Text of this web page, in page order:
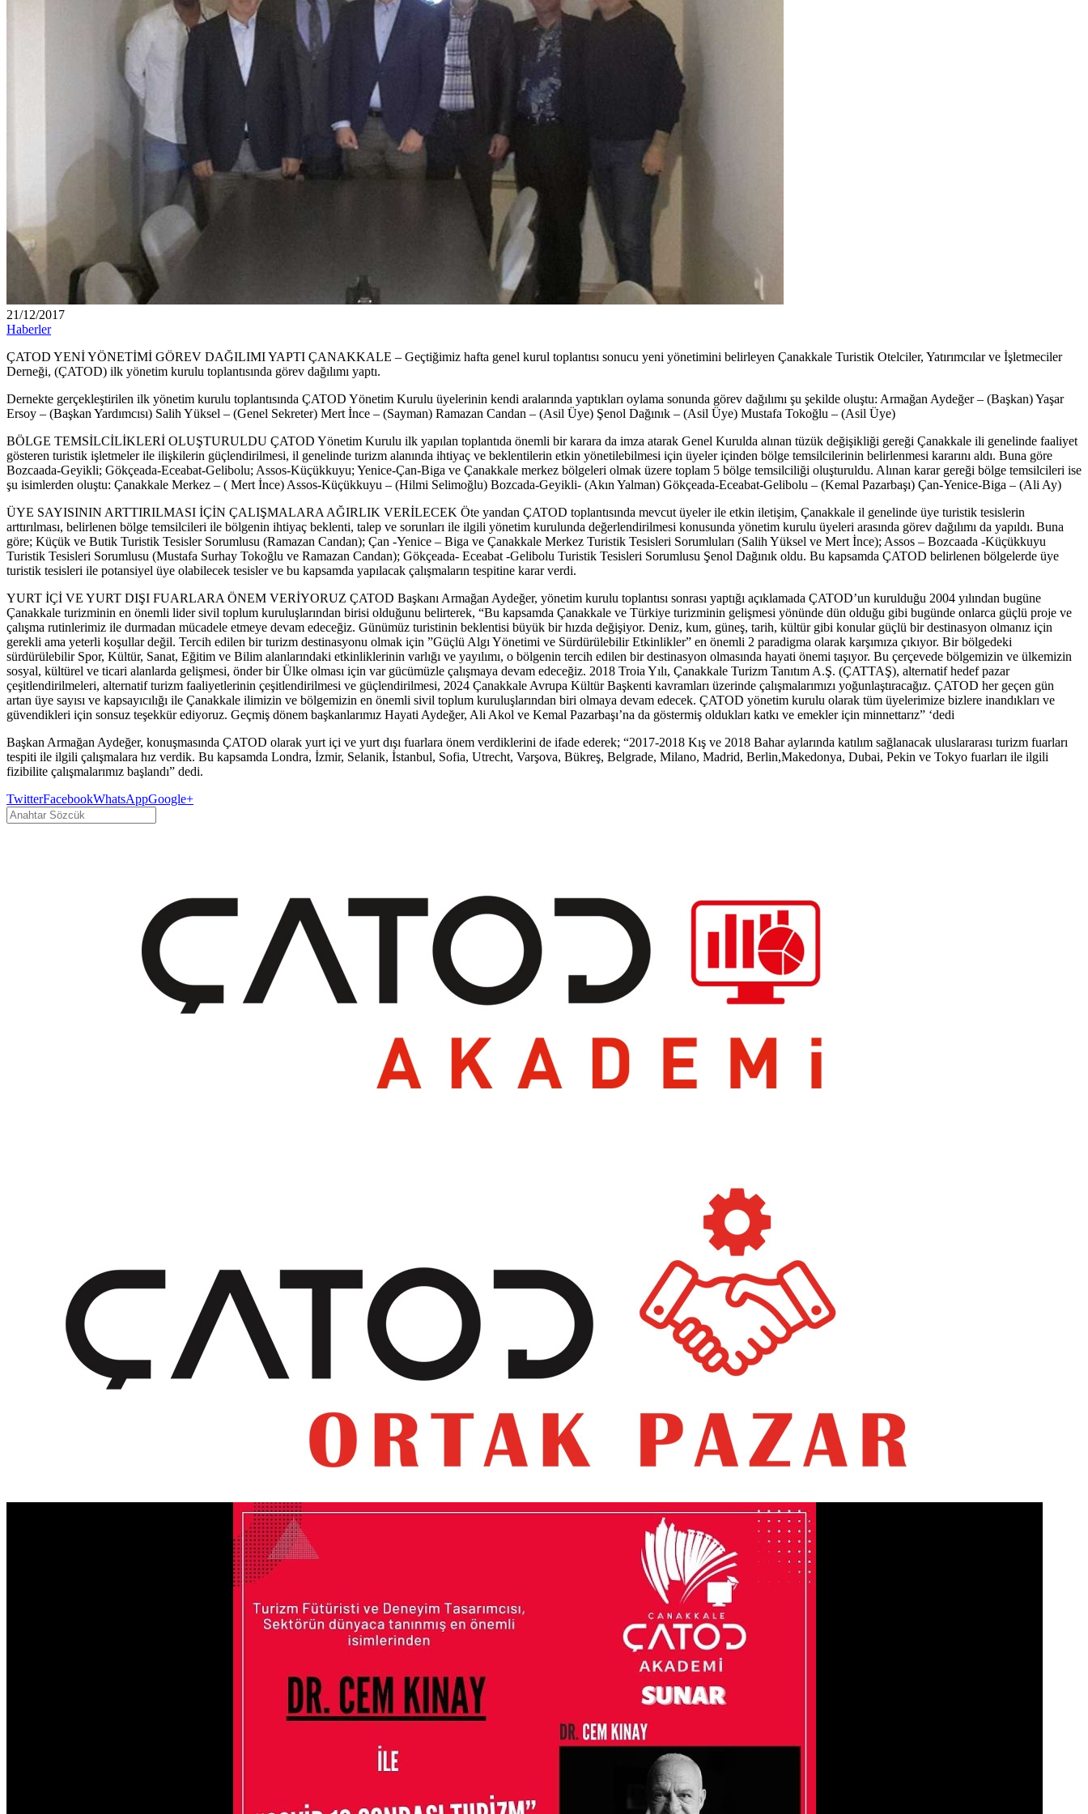
21/12/2017
Haberler
ÇATOD YENİ YÖNETİMİ GÖREV DAĞILIMI YAPTI ÇANAKKALE – Geçtiğimiz hafta genel kurul toplantısı sonucu yeni yönetimini belirleyen Çanakkale Turistik Otelciler, Yatırımcılar ve İşletmeciler
Derneği, (ÇATOD) ilk yönetim kurulu toplantısında görev dağılımı yaptı.
Dernekte gerçekleştirilen ilk yönetim kurulu toplantısında ÇATOD Yönetim Kurulu üyelerinin kendi aralarında yaptıkları oylama sonunda görev dağılımı şu şekilde oluştu: Armağan Aydeğer – (Başkan) Yaşar
Ersoy – (Başkan Yardımcısı) Salih Yüksel – (Genel Sekreter) Mert İnce – (Sayman) Ramazan Candan – (Asil Üye) Şenol Dağınık – (Asil Üye) Mustafa Tokoğlu – (Asil Üye)
BÖLGE TEMSİLCİLİKLERİ OLUŞTURULDU ÇATOD Yönetim Kurulu ilk yapılan toplantıda önemli bir karara da imza atarak Genel Kurulda alınan tüzük değişikliği gereği Çanakkale ili genelinde faaliyet
gösteren turistik işletmeler ile ilişkilerin güçlendirilmesi, il genelinde turizm alanında ihtiyaç ve beklentilerin etkin yönetilebilmesi için üyeler içinden bölge temsilcilerinin belirlenmesi kararını aldı. Buna göre
Bozcaada-Geyikli; Gökçeada-Eceabat-Gelibolu; Assos-Küçükkuyu; Yenice-Çan-Biga ve Çanakkale merkez bölgeleri olmak üzere toplam 5 bölge temsilciliği oluşturuldu. Alınan karar gereği bölge temsilcileri ise
şu isimlerden oluştu: Çanakkale Merkez – ( Mert İnce) Assos-Küçükkuyu – (Hilmi Selimoğlu) Bozcada-Geyikli- (Akın Yalman) Gökçeada-Eceabat-Gelibolu – (Kemal Pazarbaşı) Çan-Yenice-Biga – (Ali Ay)
ÜYE SAYISININ ARTTIRILMASI İÇİN ÇALIŞMALARA AĞIRLIK VERİLECEK Öte yandan ÇATOD toplantısında mevcut üyeler ile etkin iletişim, Çanakkale il genelinde üye turistik tesislerin
arttırılması, belirlenen bölge temsilcileri ile bölgenin ihtiyaç beklenti, talep ve sorunları ile ilgili yönetim kurulunda değerlendirilmesi konusunda yönetim kurulu üyeleri arasında görev dağılımı da yapıldı. Buna
göre; Küçük ve Butik Turistik Tesisler Sorumlusu (Ramazan Candan); Çan -Yenice – Biga ve Çanakkale Merkez Turistik Tesisleri Sorumluları (Salih Yüksel ve Mert İnce); Assos – Bozcaada -Küçükkuyu
Turistik Tesisleri Sorumlusu (Mustafa Surhay Tokoğlu ve Ramazan Candan); Gökçeada- Eceabat -Gelibolu Turistik Tesisleri Sorumlusu Şenol Dağınık oldu. Bu kapsamda ÇATOD belirlenen bölgelerde üye
turistik tesisleri ile potansiyel üye olabilecek tesisler ve bu kapsamda yapılacak çalışmaların tespitine karar verdi.
YURT İÇİ VE YURT DIŞI FUARLARA ÖNEM VERİYORUZ ÇATOD Başkanı Armağan Aydeğer, yönetim kurulu toplantısı sonrası yaptığı açıklamada ÇATOD’un kurulduğu 2004 yılından bugüne
Çanakkale turizminin en önemli lider sivil toplum kuruluşlarından birisi olduğunu belirterek, “Bu kapsamda Çanakkale ve Türkiye turizminin gelişmesi yönünde dün olduğu gibi bugünde onlarca güçlü proje ve
çalışma rutinlerimiz ile durmadan mücadele etmeye devam edeceğiz. Günümüz turistinin beklentisi büyük bir hızda değişiyor. Deniz, kum, güneş, tarih, kültür gibi konular güçlü bir destinasyon olmanız için
gerekli ama yeterli koşullar değil. Tercih edilen bir turizm destinasyonu olmak için ”Güçlü Algı Yönetimi ve Sürdürülebilir Etkinlikler” en önemli 2 paradigma olarak karşımıza çıkıyor. Bir bölgedeki
sürdürülebilir Spor, Kültür, Sanat, Eğitim ve Bilim alanlarındaki etkinliklerinin varlığı ve yayılımı, o bölgenin tercih edilen bir destinasyon olmasında hayati önemi taşıyor. Bu çerçevede bölgemizin ve ülkemizin
sosyal, kültürel ve ticari alanlarda gelişmesi, önder bir Ülke olması için var gücümüzle çalışmaya devam edeceğiz. 2018 Troia Yılı, Çanakkale Turizm Tanıtım A.Ş. (ÇATTAŞ), alternatif hedef pazar
çeşitlendirilmeleri, alternatif turizm faaliyetlerinin çeşitlendirilmesi ve güçlendirilmesi, 2024 Çanakkale Avrupa Kültür Başkenti kavramları üzerinde çalışmalarımızı yoğunlaştıracağız. ÇATOD her geçen gün
artan üye sayısı ve kapsayıcılığı ile Çanakkale ilimizin ve bölgemizin en önemli sivil toplum kuruluşlarından biri olmaya devam edecek. ÇATOD yönetim kurulu olarak tüm üyelerimize bizlere inandıkları ve
güvendikleri için sonsuz teşekkür ediyoruz. Geçmiş dönem başkanlarımız Hayati Aydeğer, Ali Akol ve Kemal Pazarbaşı’na da göstermiş oldukları katkı ve emekler için minnettarız” ‘dedi
Başkan Armağan Aydeğer, konuşmasında ÇATOD olarak yurt içi ve yurt dışı fuarlara önem verdiklerini de ifade ederek; “2017-2018 Kış ve 2018 Bahar aylarında katılım sağlanacak uluslararası turizm fuarları
tespiti ile ilgili çalışmalara hız verdik. Bu kapsamda Londra, İzmir, Selanik, İstanbul, Sofia, Utrecht, Varşova, Bükreş, Belgrade, Milano, Madrid, Berlin,Makedonya, Dubai, Pekin ve Tokyo fuarları ile ilgili
fizibilite çalışmalarımız başlandı” dedi.
TwitterFacebookWhatsAppGoogle+